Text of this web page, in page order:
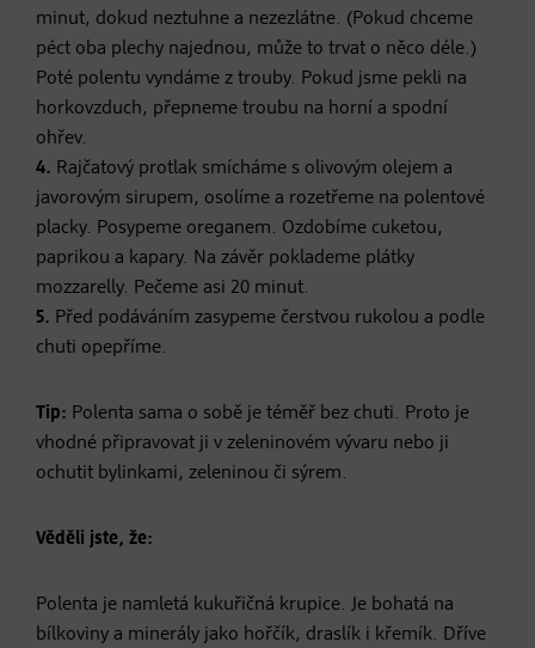
minut, dokud neztuhne a nezezlátne. (Pokud chceme
péct oba plechy najednou, může to trvat o něco déle.)
Poté polentu vyndáme z trouby. Pokud jsme pekli na
horkovzduch, přepneme troubu na horní a spodní
ohřev.
4. Rajčatový protlak smícháme s olivovým olejem a
javorovým sirupem, osolíme a rozetřeme na polentové
placky. Posypeme oreganem. Ozdobíme cuketou,
paprikou a kapary. Na závěr poklademe plátky
mozzarelly. Pečeme asi 20 minut.
5. Před podáváním zasypeme čerstvou rukolou a podle
chuti opepříme.
Tip: Polenta sama o sobě je téměř bez chuti. Proto je
vhodné připravovat ji v zeleninovém vývaru nebo ji
ochutit bylinkami, zeleninou či sýrem.
Věděli jste, že:
Polenta je namletá kukuřičná krupice. Je bohatá na
bílkoviny a minerály jako hořčík, draslík i křemík. Dříve